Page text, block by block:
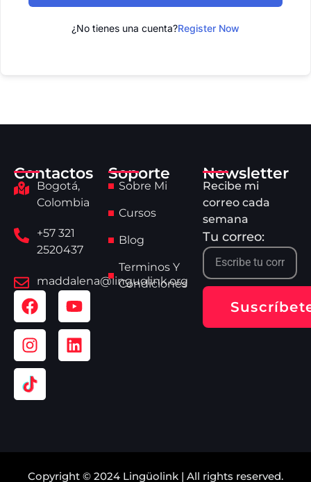
¿No tienes una cuenta?Register Now
Contactos
Bogotá,
Colombia
+57 321
2520437
maddalena@linguolink.org
Soporte
Sobre Mi
Cursos
Blog
Terminos Y
Condiciones
Newsletter
Recibe mi
correo cada
semana
Tu correo:
Copyright © 2024 Lingüolink | All rights reserved.